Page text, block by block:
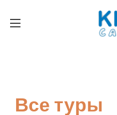
Все туры